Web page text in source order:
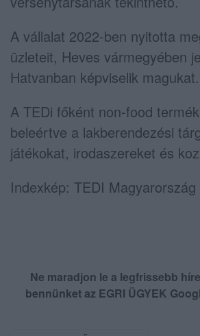
A vállalat 2022-ben nyitotta
üzleteit, Heves vármegyében
Hatvanban képviselik magukat.
A TEDi főként non-food
beleértve a lakberendezési
játékokat, irodaszereket és
Indexkép: TEDI Magyarország
Ne maradjon le a legfrissebb
bennünket az EGRI ÜGYEK